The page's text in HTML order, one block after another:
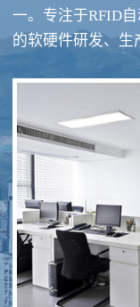
RFID酒类防伪系统方案
一。专注于RFID
的软硬件研发、生